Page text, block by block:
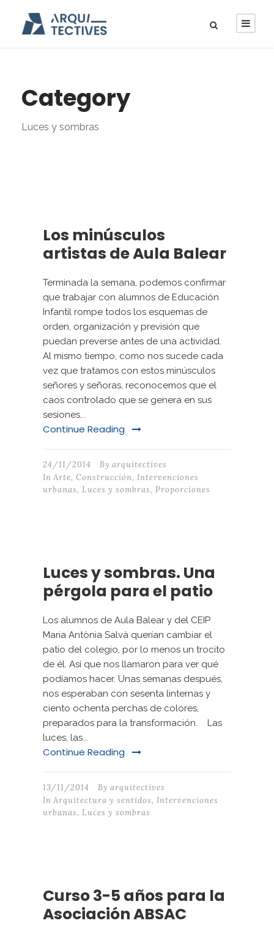
Category
Luces y sombras
Los minúsculos
artistas de Aula Balear
Terminada la semana, podemos confirmar
que trabajar con alumnos de Educación
Infantil rompe todos los esquemas de
orden, organización y previsión que
puedan preverse antes de una actividad.
Al mismo tiempo, como nos sucede cada
vez que tratamos con estos minúsculos
señores y señoras, reconocemos que el
caos controlado que se genera en sus
sesiones...
Continue Reading
24/11/2014 By arquitectives
In Arte, Construcción, Intervenciones
urbanas, Luces y sombras, Proporciones
Luces y sombras. Una
pérgola para el patio
Los alumnos de Aula Balear y del CEIP
Maria Antònia Salvà querían cambiar el
patio del colegio, por lo menos un trocito
de él. Así que nos llamaron para ver qué
podíamos hacer. Unas semanas después,
nos esperaban con sesenta linternas y
ciento ochenta perchas de colores,
preparados para la transformación. Las
luces, las...
Continue Reading
13/11/2014 By arquitectives
In Arquitectura y sentidos, Intervenciones
urbanas, Luces y sombras
Curso 3-5 años para la
Asociación ABSAC